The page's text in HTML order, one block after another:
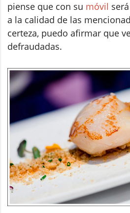
piense que con su móvil
a la calidad de las
certeza, puedo afirmar que
defraudadas.